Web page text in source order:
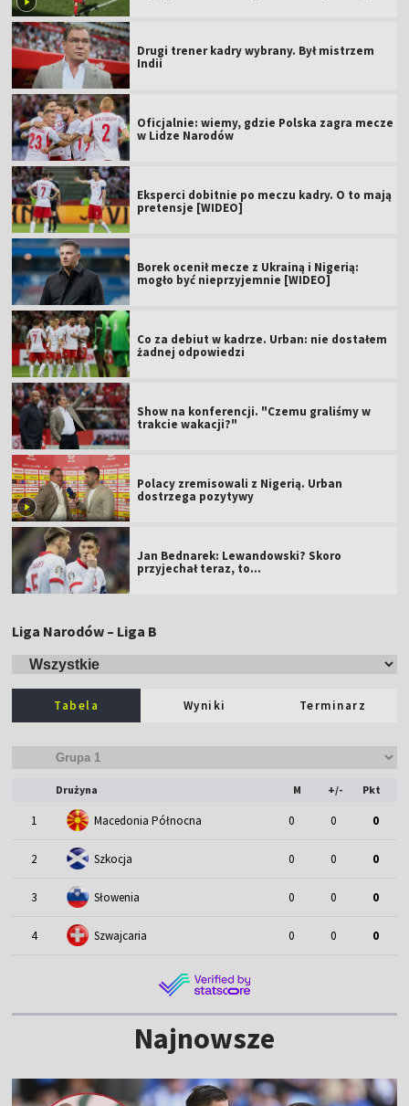
Drugi trener kadry wybrany. Był mistrzem
Indii
Oficjalnie: wiemy, gdzie Polska zagra mecze
w Lidze Narodów
Eksperci dobitnie po meczu kadry. O to mają
pretensje [WIDEO]
Borek ocenił mecze z Ukrainą i Nigerią:
mogło być nieprzyjemnie [WIDEO]
Co za debiut w kadrze. Urban: nie dostałem
żadnej odpowiedzi
Show na konferencji. "Czemu graliśmy w
trakcie wakacji?"
Polacy zremisowali z Nigerią. Urban
dostrzega pozytywy
Jan Bednarek: Lewandowski? Skoro
przyjechał teraz, to…
Liga Narodów – Liga B
Tabela Wyniki Terminarz
Drużyna M +/- Pkt
1 Macedonia Północna 0 0 0
2 Szkocja 0 0 0
3 Słowenia 0 0 0
4 Szwajcaria 0 0 0
Najnowsze